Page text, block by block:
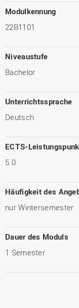
Modulkennung
22B1101
Niveaustufe
Bachelor
Unterrichtssprache
Deutsch
ECTS-
5.0
Häufigkeit des
nur Wintersemester
Dauer des Moduls
1 Semester